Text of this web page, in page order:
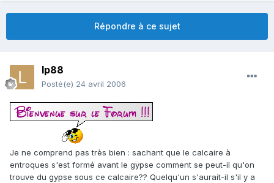
Répondre à ce sujet
lp88
Posté(e) 24 avril 2006
Je ne comprend pas très bien : sachant que le calcaire à
entroques s'est formé avant le gypse comment se peut-il qu'on
trouve du gypse sous ce calcaire?? Quelqu'un s'aurait-il s'il y a